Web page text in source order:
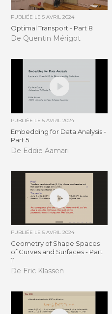
PUBLIÉE LE5 AVRIL 2024
Optimal Transport - Part 8
De Quentin Mérigot
PUBLIÉE LE5 AVRIL 2024
Embedding for Data Analysis -
Part 5
De Eddie Aamari
PUBLIÉE LE5 AVRIL 2024
Geometry of Shape Spaces
of Curves and Surfaces - Part
11
De Eric Klassen